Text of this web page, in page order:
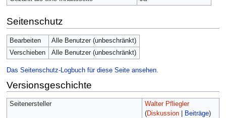
Seitenschutz
Bearbeiten
Alle Benutzer (unbeschränkt)
Verschieben
Alle Benutzer (unbeschränkt)
Das Seitenschutz-Logbuch für diese Seite ansehen.
Versionsgeschichte
Seitenersteller
Walter Pfliegler
(Diskussion| Beiträge)